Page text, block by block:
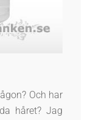
Och har
håret? Jag